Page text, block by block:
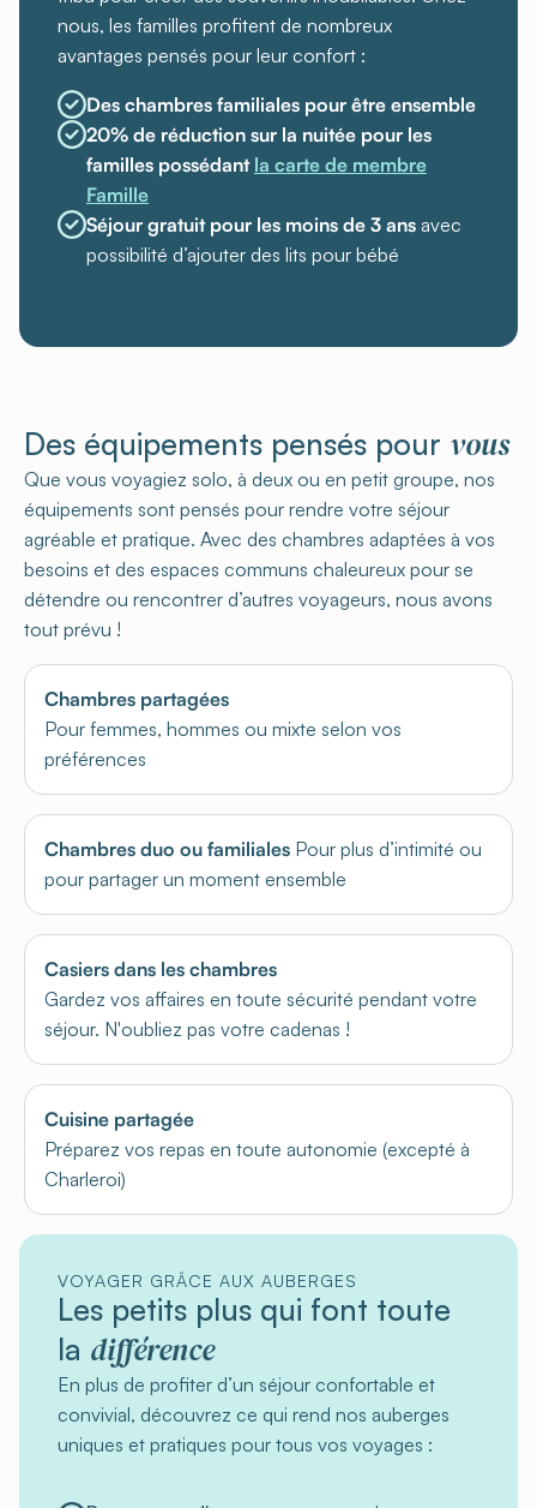
nous, les familles profitent de nombreux
avantages pensés pour leur confort :
Des chambres familiales pour être ensemble
20% de réduction sur la nuitée pour les
familles possédant la carte de membre
Famille
Séjour gratuit pour les moins de 3 ans avec
possibilité d’ajouter des lits pour bébé
Des équipements pensés pour vous
Que vous voyagiez solo, à deux ou en petit groupe, nos
équipements sont pensés pour rendre votre séjour
agréable et pratique. Avec des chambres adaptées à vos
besoins et des espaces communs chaleureux pour se
détendre ou rencontrer d’autres voyageurs, nous avons
tout prévu !
Chambres partagées
Pour femmes, hommes ou mixte selon vos
préférences
Chambres duo ou familiales Pour plus d’intimité ou
pour partager un moment ensemble
Casiers dans les chambres
Gardez vos affaires en toute sécurité pendant votre
séjour. N'oubliez pas votre cadenas !
Cuisine partagée
Préparez vos repas en toute autonomie (excepté à
Charleroi)
VOYAGER GRÂCE AUX AUBERGES
Les petits plus qui font toute
la différence
En plus de profiter d’un séjour confortable et
convivial, découvrez ce qui rend nos auberges
uniques et pratiques pour tous vos voyages :